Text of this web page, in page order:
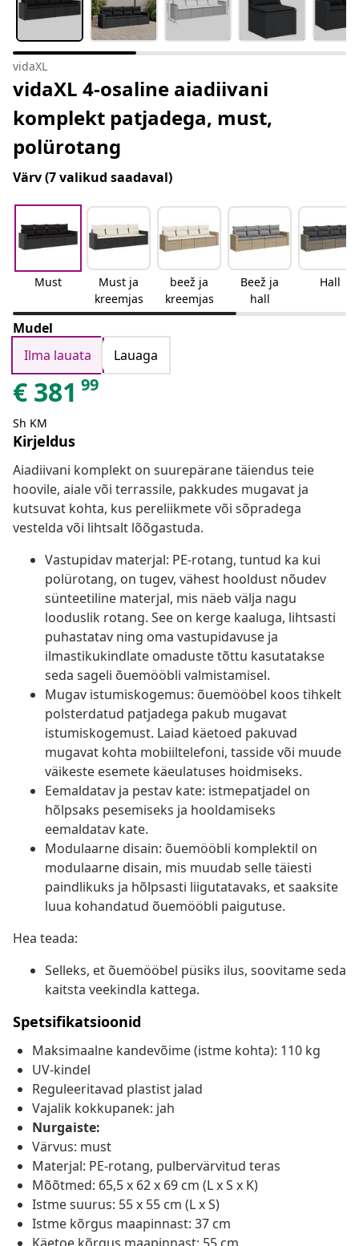
vidaXL
vidaXL 4-osaline aiadiivani
komplekt patjadega, must,
polürotang
Värv(7 valikud saadaval)
Must
Must ja
kreemjas
beež ja
kreemjas
Beež ja
hall
Hall
Mudel
Ilma lauata
Lauaga
€ 381 99
Sh KM
Kirjeldus
Aiadiivani komplekt on suurepärane täiendus teie
hoovile, aiale või terrassile, pakkudes mugavat ja
kutsuvat kohta, kus pereliikmete või sõpradega
vestelda või lihtsalt lõõgastuda.
Vastupidav materjal: PE-rotang, tuntud ka kui
polürotang, on tugev, vähest hooldust nõudev
sünteetiline materjal, mis näeb välja nagu
looduslik rotang. See on kerge kaaluga, lihtsasti
puhastatav ning oma vastupidavuse ja
ilmastikukindlate omaduste tõttu kasutatakse
seda sageli õuemööbli valmistamisel.
Mugav istumiskogemus: õuemööbel koos tihkelt
polsterdatud patjadega pakub mugavat
istumiskogemust. Laiad käetoed pakuvad
mugavat kohta mobiiltelefoni, tasside või muude
väikeste esemete käeulatuses hoidmiseks.
Eemaldatav ja pestav kate: istmepatjadel on
hõlpsaks pesemiseks ja hooldamiseks
eemaldatav kate.
Modulaarne disain: õuemööbli komplektil on
modulaarne disain, mis muudab selle täiesti
paindlikuks ja hõlpsasti liigutatavaks, et saaksite
luua kohandatud õuemööbli paigutuse.
Hea teada:
Selleks, et õuemööbel püsiks ilus, soovitame seda
kaitsta veekindla kattega.
Spetsifikatsioonid
Maksimaalne kandevõime (istme kohta): 110 kg
UV-kindel
Reguleeritavad plastist jalad
Vajalik kokkupanek: jah
Nurgaiste:
Värvus: must
Materjal: PE-rotang, pulbervärvitud teras
Mõõtmed: 65,5 x 62 x 69 cm (L x S x K)
Istme suurus: 55 x 55 cm (L x S)
Istme kõrgus maapinnast: 37 cm